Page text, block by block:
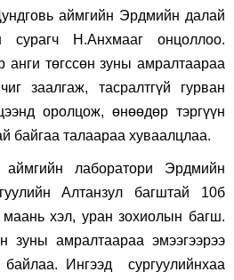
аймгийн Эрдмийн далай
сурагч Н.Анхмааг онцоллоо.
анги төгссөн зуны амралтаараа
заалгаж, тасралтгүй гурван
оролцож, өнөөдөр тэргүүн
байгаа талаараа хуваалцлаа.
лаборатори Эрдмийн
Алтанзул багштай 10б
хэл, уран зохиолын багш.
зуны амралтаараа эмээгээрээ
Ингээд сургуулийнхаа